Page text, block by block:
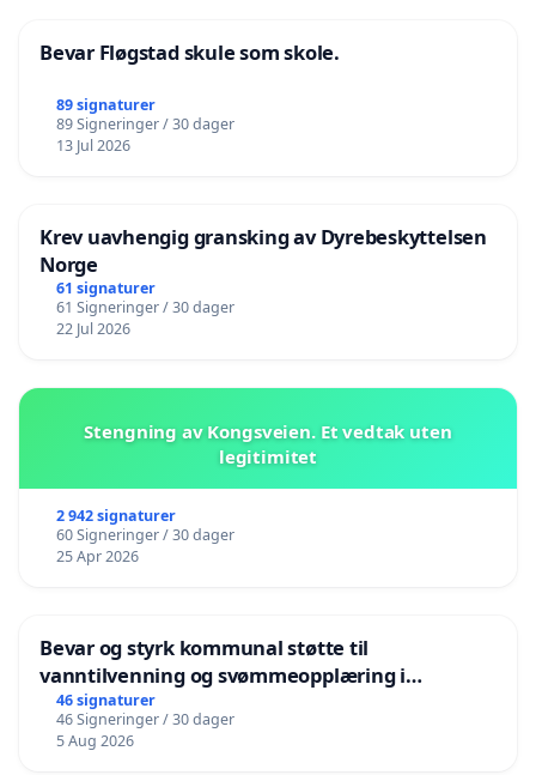
Bevar Fløgstad skule som skole.
89 signaturer
89 Signeringer / 30 dager
13 Jul 2026
Krev uavhengig gransking av Dyrebeskyttelsen
Norge
61 signaturer
61 Signeringer / 30 dager
22 Jul 2026
Stengning av Kongsveien. Et vedtak uten
legitimitet
2 942 signaturer
60 Signeringer / 30 dager
25 Apr 2026
Bevar og styrk kommunal støtte til
vanntilvenning og svømmeopplæring i
barnehagene i Haugesund
46 signaturer
46 Signeringer / 30 dager
5 Aug 2026